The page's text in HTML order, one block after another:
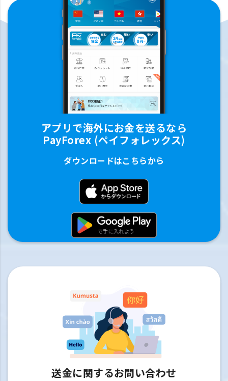
アプリで海外にお金を送るなら
PayForex (ペイフォレックス)
ダウンロードはこちらから
送金に関するお問い合わせ